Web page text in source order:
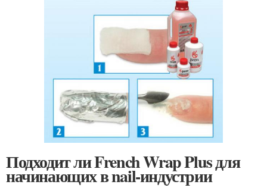
Подходит ли French Wrap Plus для
начинающих в nail-индустрии